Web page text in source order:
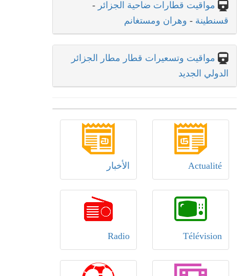
مواقيت قطارات ضاحية الجزائر -
قسنطينة - وهران ومستغانم
مواقيت وتسعيرات قطار مطار الجزائر
الدولي الجديد
Actualité الأخبار
Télévision
Radio